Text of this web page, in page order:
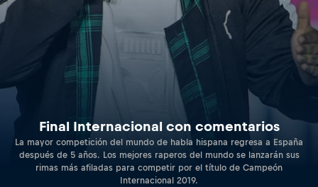
Final Internacional con comentarios
La mayor competición del mundo de habla hispana regresa a España
después de 5 años. Los mejores raperos del mundo se lanzarán sus
rimas más afiladas para competir por el título de Campeón
Internacional 2019.